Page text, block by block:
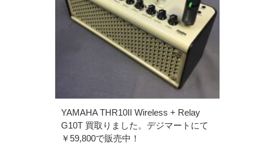
YAMAHA THR10II Wireless + Relay
G10T 買取りました。デジマートにて
￥59,800で販売中！